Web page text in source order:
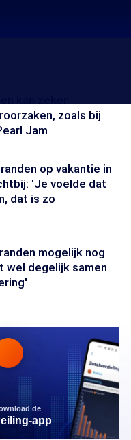
zoals bij
Jam
op vakantie in
'Je voelde dat
dat is zo
mogelijk nog
wel degelijk samen
de
app